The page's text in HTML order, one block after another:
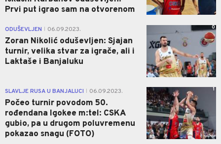
Prvi put igrao sam na otvorenom
ODUŠEVLJEN 06.09.2023.
Zoran Nikolić oduševljen: Sjajan
turnir, velika stvar za igrače, ali i
Laktaše i Banjaluku
0
SLAVLJE RUSA U BANJALUCI 06.09.2023.
Počeo turnir povodom 50.
rođendana Igokee m:tel: CSKA
gubio, pa u drugom poluvremenu
pokazao snagu (FOTO)
1